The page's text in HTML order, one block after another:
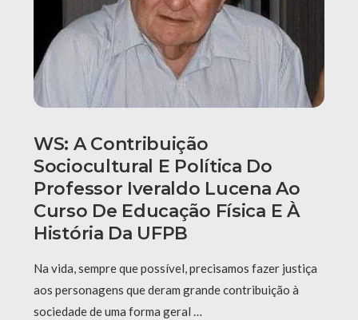
WS: A Contribuição
Sociocultural E Política Do
Professor Iveraldo Lucena Ao
Curso De Educação Física E À
História Da UFPB
Na vida, sempre que possível, precisamos fazer justiça
aos personagens que deram grande contribuição à
sociedade de uma forma geral …